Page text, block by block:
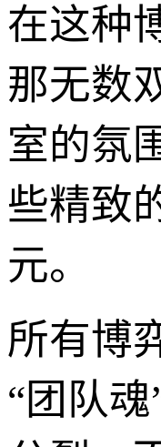
在这种
那无数
室的氛
些精致
元。
所有博
“团队